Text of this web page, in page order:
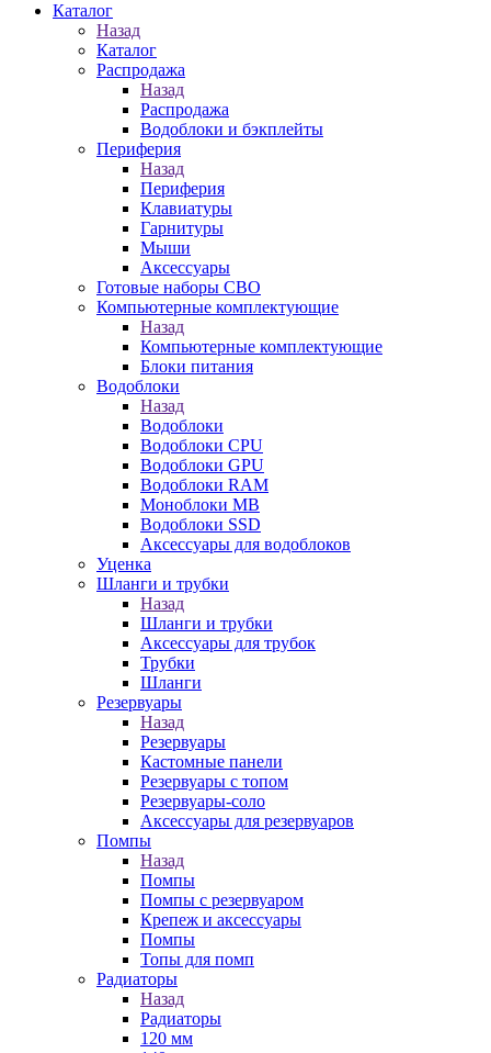
Каталог
Назад
Каталог
Распродажа
Назад
Распродажа
Водоблоки и бэкплейты
Периферия
Назад
Периферия
Клавиатуры
Гарнитуры
Мыши
Аксессуары
Готовые наборы СВО
Компьютерные комплектующие
Назад
Компьютерные комплектующие
Блоки питания
Водоблоки
Назад
Водоблоки
Водоблоки CPU
Водоблоки GPU
Водоблоки RAM
Моноблоки MB
Водоблоки SSD
Аксессуары для водоблоков
Уценка
Шланги и трубки
Назад
Шланги и трубки
Аксессуары для трубок
Трубки
Шланги
Резервуары
Назад
Резервуары
Кастомные панели
Резервуары с топом
Резервуары-соло
Аксессуары для резервуаров
Помпы
Назад
Помпы
Помпы с резервуаром
Крепеж и аксессуары
Помпы
Топы для помп
Радиаторы
Назад
Радиаторы
120 мм